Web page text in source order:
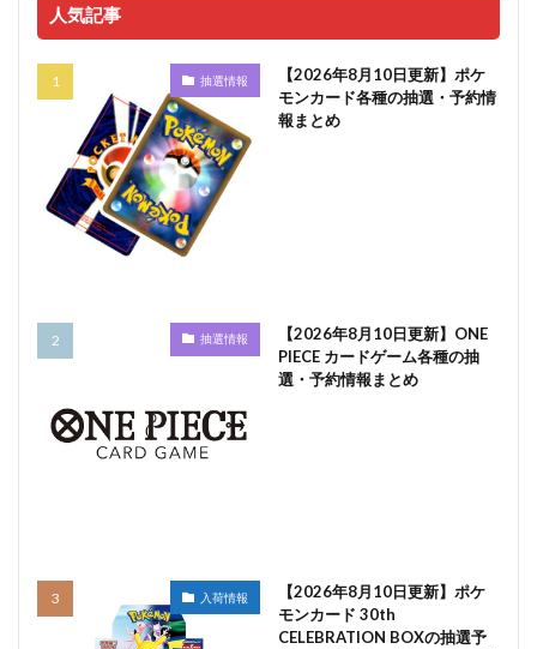
人気記事
抽選情報
【2026年8月10日更新】ポケ
モンカード各種の抽選・予約情
報まとめ
抽選情報
【2026年8月10日更新】ONE
PIECE カードゲーム各種の抽
選・予約情報まとめ
入荷情報
【2026年8月10日更新】ポケ
モンカード 30th
CELEBRATION BOXの抽選予